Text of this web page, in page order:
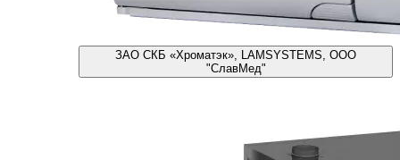
ЗАО СКБ «Хроматэк», LAMSYSTEMS, ООО
"СлавМед"